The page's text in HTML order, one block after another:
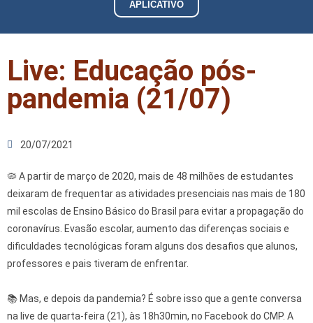
APLICATIVO
Live: Educação pós-
pandemia (21/07)
20/07/2021
🦠 A partir de março de 2020, mais de 48 milhões de estudantes
deixaram de frequentar as atividades presenciais nas mais de 180
mil escolas de Ensino Básico do Brasil para evitar a propagação do
coronavírus. Evasão escolar, aumento das diferenças sociais e
dificuldades tecnológicas foram alguns dos desafios que alunos,
professores e pais tiveram de enfrentar.
📚 Mas, e depois da pandemia? É sobre isso que a gente conversa
na live de quarta-feira (21), às 18h30min, no Facebook do CMP. A